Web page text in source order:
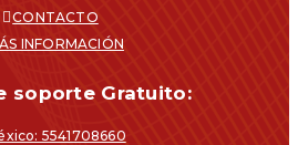
CONTACTO
INFORMACIÓN
soporte Gratuito:
5541708660